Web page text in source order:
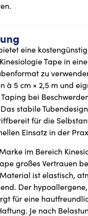
eine
Tape in
zu
à 5 cm × 2,5 m und
bei
stabile
für die
Einsatz in der
im Bereich
großes Vertrauen
ist elastisch,
Der
für eine
Je nach